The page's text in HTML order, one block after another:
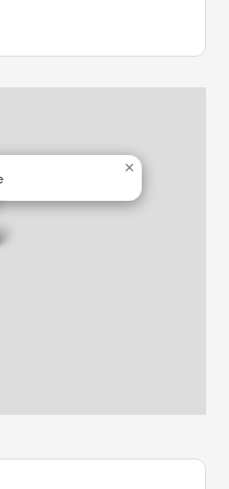
befindet sich
Der Campingplatz
sind auf die
umfassen ein
bis 15. August einen
ein
×